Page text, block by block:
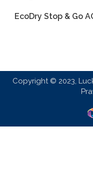
EcoDry Stop & Go
Copyright © 2023,